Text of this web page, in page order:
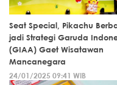
Seat Special, Pikachu
jadi Strategi Garuda
(GIAA) Gaet Wisatawan
Mancanegara
24/01/2025 09:41 WIB